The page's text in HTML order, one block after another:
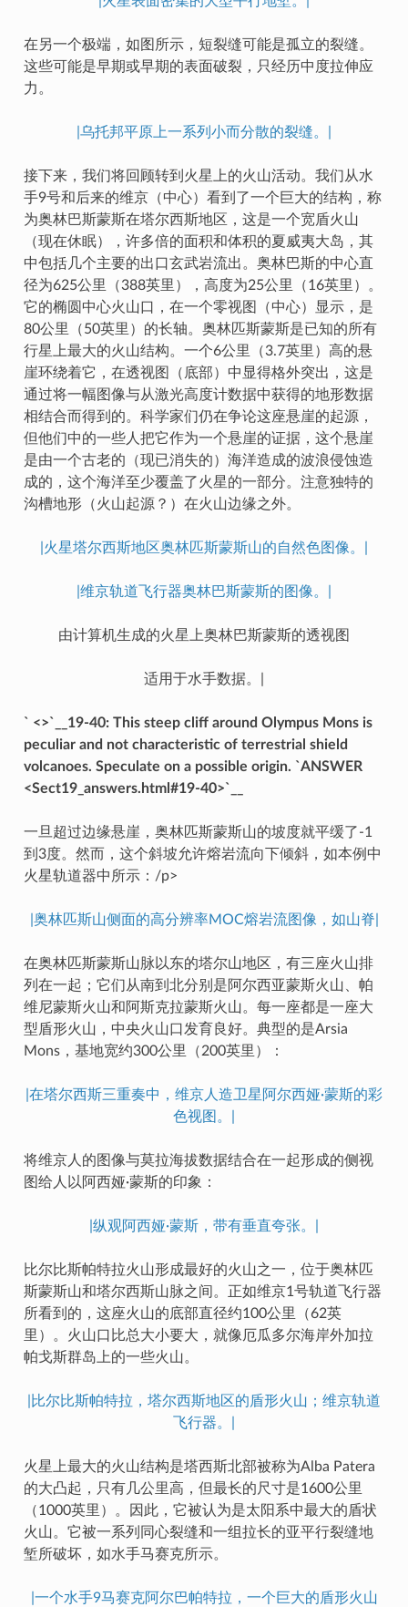
在另一个极端，如图所示，短裂缝可能是孤立的裂缝。
这些可能是早期或早期的表面破裂，只经历中度拉伸应
力。
|乌托邦平原上一系列小而分散的裂缝。|
接下来，我们将回顾转到火星上的火山活动。我们从水
手9号和后来的维京（中心）看到了一个巨大的结构，称
为奥林巴斯蒙斯在塔尔西斯地区，这是一个宽盾火山
（现在休眠），许多倍的面积和体积的夏威夷大岛，其
中包括几个主要的出口玄武岩流出。奥林巴斯的中心直
径为625公里（388英里），高度为25公里（16英里）。
它的椭圆中心火山口，在一个零视图（中心）显示，是
80公里（50英里）的长轴。奥林匹斯蒙斯是已知的所有
行星上最大的火山结构。一个6公里（3.7英里）高的悬
崖环绕着它，在透视图（底部）中显得格外突出，这是
通过将一幅图像与从激光高度计数据中获得的地形数据
相结合而得到的。科学家们仍在争论这座悬崖的起源，
但他们中的一些人把它作为一个悬崖的证据，这个悬崖
是由一个古老的（现已消失的）海洋造成的波浪侵蚀造
成的，这个海洋至少覆盖了火星的一部分。注意独特的
沟槽地形（火山起源？）在火山边缘之外。
|火星塔尔西斯地区奥林匹斯蒙斯山的自然色图像。|
|维京轨道飞行器奥林巴斯蒙斯的图像。|
由计算机生成的火星上奥林巴斯蒙斯的透视图
适用于水手数据。|
` <>`__19-40: This steep cliff around Olympus Mons is
peculiar and not characteristic of terrestrial shield
volcanoes. Speculate on a possible origin. `ANSWER
<Sect19_answers.html#19-40>`__
一旦超过边缘悬崖，奥林匹斯蒙斯山的坡度就平缓了-1
到3度。然而，这个斜坡允许熔岩流向下倾斜，如本例中
火星轨道器中所示：/p>
|奥林匹斯山侧面的高分辨率MOC熔岩流图像，如山脊|
在奥林匹斯蒙斯山脉以东的塔尔山地区，有三座火山排
列在一起；它们从南到北分别是阿尔西亚蒙斯火山、帕
维尼蒙斯火山和阿斯克拉蒙斯火山。每一座都是一座大
型盾形火山，中央火山口发育良好。典型的是Arsia
Mons，基地宽约300公里（200英里）：
|在塔尔西斯三重奏中，维京人造卫星阿尔西娅·蒙斯的彩
色视图。|
将维京人的图像与莫拉海拔数据结合在一起形成的侧视
图给人以阿西娅·蒙斯的印象：
|纵观阿西娅·蒙斯，带有垂直夸张。|
比尔比斯帕特拉火山形成最好的火山之一，位于奥林匹
斯蒙斯山和塔尔西斯山脉之间。正如维京1号轨道飞行器
所看到的，这座火山的底部直径约100公里（62英
里）。火山口比总大小要大，就像厄瓜多尔海岸外加拉
帕戈斯群岛上的一些火山。
|比尔比斯帕特拉，塔尔西斯地区的盾形火山；维京轨道
飞行器。|
火星上最大的火山结构是塔西斯北部被称为Alba Patera
的大凸起，只有几公里高，但最长的尺寸是1600公里
（1000英里）。因此，它被认为是太阳系中最大的盾状
火山。它被一系列同心裂缝和一组拉长的亚平行裂缝地
堑所破坏，如水手马赛克所示。
|一个水手9马赛克阿尔巴帕特拉，一个巨大的盾形火山